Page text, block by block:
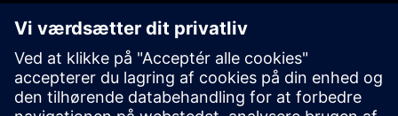
©Siemens 2026